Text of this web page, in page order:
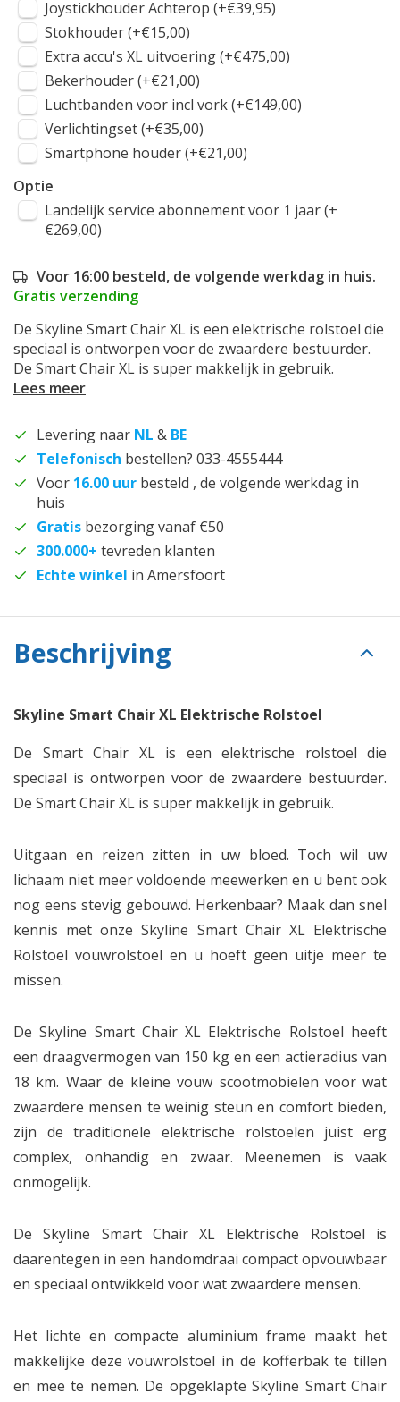
Joystickhouder Achterop (+€39,95)
Stokhouder (+€15,00)
Extra accu's XL uitvoering (+€475,00)
Bekerhouder (+€21,00)
Luchtbanden voor incl vork (+€149,00)
Verlichtingset (+€35,00)
Smartphone houder (+€21,00)
Optie
Landelijk service abonnement voor 1 jaar (+
€269,00)
Voor 16:00 besteld, de volgende werkdag in huis.
Gratis verzending
De Skyline Smart Chair XL is een elektrische rolstoel die
speciaal is ontworpen voor de zwaardere bestuurder.
De Smart Chair XL is super makkelijk in gebruik.
Lees meer
Levering naar NL & BE
Telefonisch bestellen? 033-4555444
Voor 16.00 uur besteld , de volgende werkdag in
huis
Gratis bezorging vanaf €50
300.000+ tevreden klanten
Echte winkel in Amersfoort
Beschrijving
Skyline Smart Chair XL Elektrische Rolstoel
De Smart Chair XL is een elektrische rolstoel die
speciaal is ontworpen voor de zwaardere bestuurder.
De Smart Chair XL is super makkelijk in gebruik.
Uitgaan en reizen zitten in uw bloed. Toch wil uw
lichaam niet meer voldoende meewerken en u bent ook
nog eens stevig gebouwd. Herkenbaar? Maak dan snel
kennis met onze Skyline Smart Chair XL Elektrische
Rolstoel vouwrolstoel en u hoeft geen uitje meer te
missen.
De Skyline Smart Chair XL Elektrische Rolstoel heeft
een draagvermogen van 150 kg en een actieradius van
18 km. Waar de kleine vouw scootmobielen voor wat
zwaardere mensen te weinig steun en comfort bieden,
zijn de traditionele elektrische rolstoelen juist erg
complex, onhandig en zwaar. Meenemen is vaak
onmogelijk.
De Skyline Smart Chair XL Elektrische Rolstoel is
daarentegen in een handomdraai compact opvouwbaar
en speciaal ontwikkeld voor wat zwaardere mensen.
Het lichte en compacte aluminium frame maakt het
makkelijke deze vouwrolstoel in de kofferbak te tillen
en mee te nemen. De opgeklapte Skyline Smart Chair